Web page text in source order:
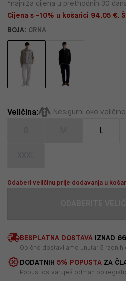
*najniža cijena u prethodnih 30
Cijena s -10% u košarici 94,05 €.
BOJA: CRNA
Veličina: Nesigurni oko
L
Odaberi veličinu prije dodavanja u
BESPLATNA DOSTAVA IZNAD
Obično dostavljamo unutar 5 radnih
DODATNIH 5% POPUSTA ZA
Popust ostvaruješ odmah po